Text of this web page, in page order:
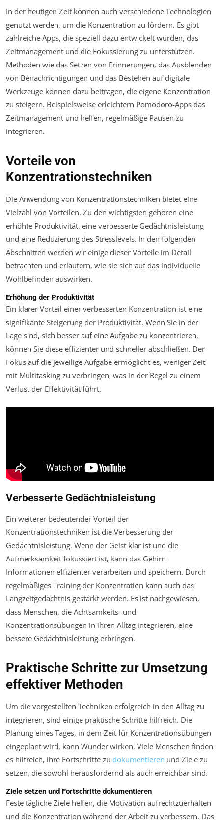
In der heutigen Zeit können auch verschiedene Technologien
genutzt werden, um die Konzentration zu fördern. Es gibt
zahlreiche Apps, die speziell dazu entwickelt wurden, das
Zeitmanagement und die Fokussierung zu unterstützen.
Methoden wie das Setzen von Erinnerungen, das Ausblenden
von Benachrichtigungen und das Bestehen auf digitale
Werkzeuge können dazu beitragen, die eigene Konzentration
zu steigern. Beispielsweise erleichtern Pomodoro-Apps das
Zeitmanagement und helfen, regelmäßige Pausen zu
integrieren.
Vorteile von
Konzentrationstechniken
Die Anwendung von Konzentrationstechniken bietet eine
Vielzahl von Vorteilen. Zu den wichtigsten gehören eine
erhöhte Produktivität, eine verbesserte Gedächtnisleistung
und eine Reduzierung des Stresslevels. In den folgenden
Abschnitten werden wir einige dieser Vorteile im Detail
betrachten und erläutern, wie sie sich auf das individuelle
Wohlbefinden auswirken.
Erhöhung der Produktivität
Ein klarer Vorteil einer verbesserten Konzentration ist eine
signifikante Steigerung der Produktivität. Wenn Sie in der
Lage sind, sich besser auf eine Aufgabe zu konzentrieren,
können Sie diese effizienter und schneller abschließen. Der
Fokus auf die jeweilige Aufgabe ermöglicht es, weniger Zeit
mit Multitasking zu verbringen, was in der Regel zu einem
Verlust der Effektivität führt.
Verbesserte Gedächtnisleistung
Ein weiterer bedeutender Vorteil der
Konzentrationstechniken ist die Verbesserung der
Gedächtnisleistung. Wenn der Geist klar ist und die
Aufmerksamkeit fokussiert ist, kann das Gehirn
Informationen effizienter verarbeiten und speichern. Durch
regelmäßiges Training der Konzentration kann auch das
Langzeitgedächtnis gestärkt werden. Es ist nachgewiesen,
dass Menschen, die Achtsamkeits- und
Konzentrationsübungen in ihren Alltag integrieren, eine
bessere Gedächtnisleistung erbringen.
Praktische Schritte zur Umsetzung
effektiver Methoden
Um die vorgestellten Techniken erfolgreich in den Alltag zu
integrieren, sind einige praktische Schritte hilfreich. Die
Planung eines Tages, in dem Zeit für Konzentrationsübungen
eingeplant wird, kann Wunder wirken. Viele Menschen finden
es hilfreich, ihre Fortschritte zu dokumentieren und Ziele zu
setzen, die sowohl herausfordernd als auch erreichbar sind.
Ziele setzen und Fortschritte dokumentieren
Feste tägliche Ziele helfen, die Motivation aufrechtzuerhalten
und die Konzentration während der Arbeit zu verbessern. Das